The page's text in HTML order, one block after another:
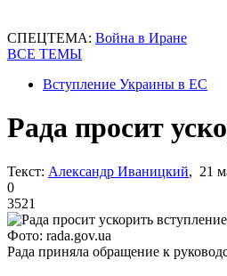
СПЕЦТЕМА: Война в Иране
ВСЕ ТЕМЫ
Вступление Украины в ЕС
Рада просит
Текст: Александр Иваницкий, 21
0
3521
Фото: rada.gov.ua
Рада приняла обращение к